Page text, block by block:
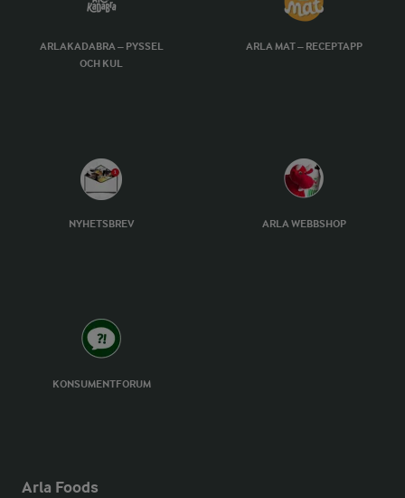
ARLAKADABRA – PYSSEL
OCH KUL
ARLA MAT – RECEPTAPP
NYHETSBREV ARLA WEBBSHOP
KONSUMENTFORUM
Arla Foods